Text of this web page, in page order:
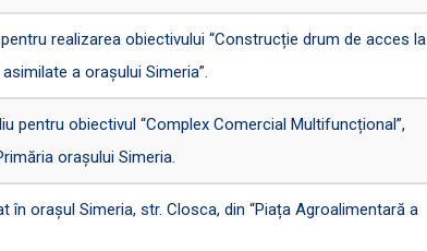
realizarea obiectivului “Construcție drum de acces la
a orașului Simeria”.
pentru obiectivul “Complex Comercial Multifuncțional”,
orașului Simeria.
în orașul Simeria, str. Closca, din “Piața Agroalimentară a